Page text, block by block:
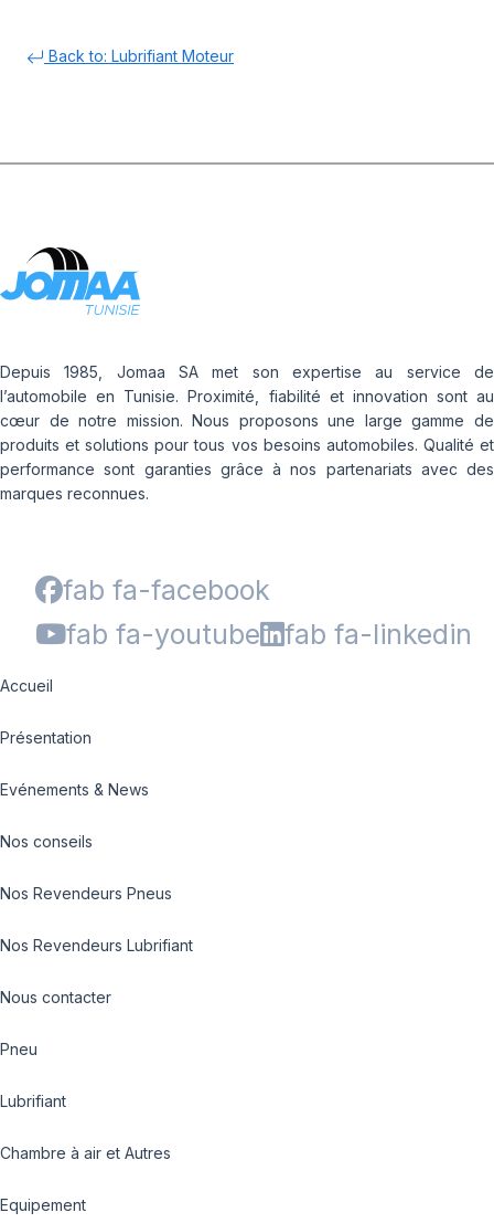
Back to: Lubrifiant Moteur
Depuis 1985, Jomaa SA met son expertise au service de
l’automobile en Tunisie. Proximité, fiabilité et innovation sont au
cœur de notre mission. Nous proposons une large gamme de
produits et solutions pour tous vos besoins automobiles. Qualité et
performance sont garanties grâce à nos partenariats avec des
marques reconnues.
fab fa-facebook
fab fa-youtube
fab fa-linkedin
Accueil
Présentation
Evénements & News
Nos conseils
Nos Revendeurs Pneus
Nos Revendeurs Lubrifiant
Nous contacter
Pneu
Lubrifiant
Chambre à air et Autres
Equipement